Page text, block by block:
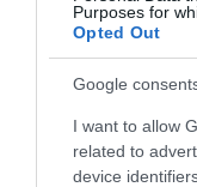
Purposes for
Opted Out
Google
I want to allow
related to
device
“Ελευθέριος
37χρονος με
κλαδέματος
Γερμανία:
σκότωσε δύο